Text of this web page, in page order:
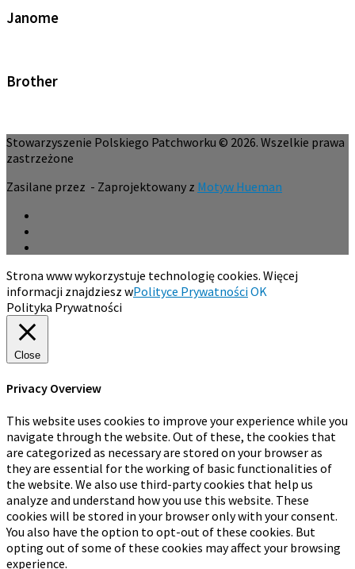
Janome
Brother
Stowarzyszenie Polskiego Patchworku © 2026. Wszelkie prawa
zastrzeżone
Zasilane przez - Zaprojektowany z Motyw Hueman
Strona www wykorzystuje technologię cookies. Więcej
informacji znajdziesz wPolityce PrywatnościOK
Polityka Prywatności
Close
Privacy Overview
This website uses cookies to improve your experience while you
navigate through the website. Out of these, the cookies that
are categorized as necessary are stored on your browser as
they are essential for the working of basic functionalities of
the website. We also use third-party cookies that help us
analyze and understand how you use this website. These
cookies will be stored in your browser only with your consent.
You also have the option to opt-out of these cookies. But
opting out of some of these cookies may affect your browsing
experience.